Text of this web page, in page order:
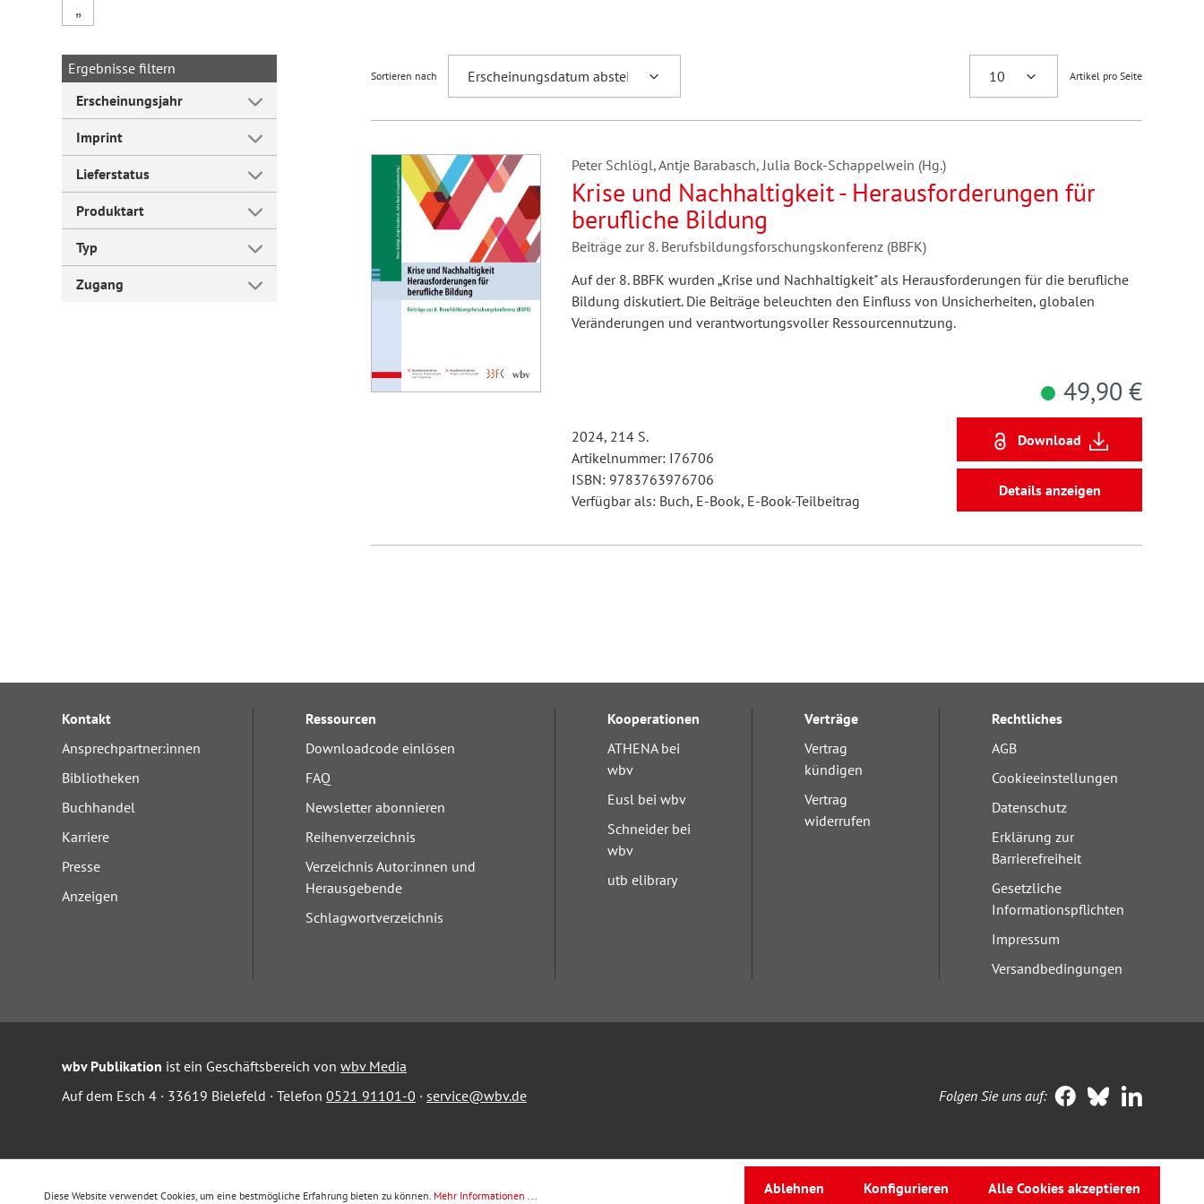
Forum Arbeitslehre
„
Ergebnisse filtern
Erscheinungsjahr
Imprint
Lieferstatus
Produktart
Typ
Zugang
Sortieren nach Artikel pro Seite
Peter Schlögl, Antje Barabasch, Julia Bock-Schappelwein (Hg.)
Krise und Nachhaltigkeit - Herausforderungen für
berufliche Bildung
Beiträge zur 8. Berufsbildungsforschungskonferenz (BBFK)
Auf der 8. BBFK wurden „Krise und Nachhaltigkeit" als Herausforderungen für die berufliche
Bildung diskutiert. Die Beiträge beleuchten den Einfluss von Unsicherheiten, globalen
Veränderungen und verantwortungsvoller Ressourcennutzung.
2024, 214 S.
Artikelnummer: I76706
ISBN: 9783763976706
Verfügbar als: Buch, E-Book, E-Book-Teilbeitrag
49,90 €
Download
Details anzeigen
Kontakt
Ansprechpartner:innen
Bibliotheken
Buchhandel
Karriere
Presse
Anzeigen
Ressourcen
Downloadcode einlösen
FAQ
Newsletter abonnieren
Reihenverzeichnis
Verzeichnis Autor:innen und
Herausgebende
Schlagwortverzeichnis
Kooperationen
ATHENA bei
wbv
Eusl bei wbv
Schneider bei
wbv
utb elibrary
Verträge
Vertrag
kündigen
Vertrag
widerrufen
Rechtliches
AGB
Cookieeinstellungen
Datenschutz
Erklärung zur
Barrierefreiheit
Gesetzliche
Informationspflichten
Impressum
Versandbedingungen
wbv Publikation ist ein Geschäftsbereich von wbv Media
Auf dem Esch 4 · 33619 Bielefeld · Telefon 0521 91101-0 · service@wbv.de Folgen Sie uns auf:
Diese Website verwendet Cookies, um eine bestmögliche Erfahrung bieten zu können. Mehr Informationen ... Ablehnen Konfigurieren Alle Cookies akzeptieren